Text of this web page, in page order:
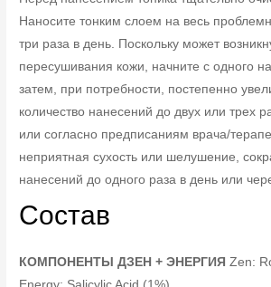
Наносите тонким слоем на весь
три раза в день. Поскольку может
пересушивания кожи, начните с одного
затем, при потребности, постепенно
количество нанесений до двух или трех
или согласно предписаниям врача/
неприятная сухость или шелушение,
нанесений до одного раза в день или
Состав
КОМПОНЕНТЫ ДЗЕН + ЭНЕРГИЯ Zen: